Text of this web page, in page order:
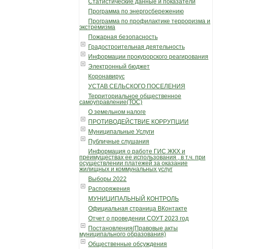
Статистические данные и показатели
Программа по энергосбережению
Программа по профилактике терроризма и
экстремизма
Пожарная безопасность
Градостроительная деятельность
Информации прокурорского реагирования
Электронный бюджет
Коронавирус
УСТАВ СЕЛЬСКОГО ПОСЕЛЕНИЯ
Территориальное общественное
самоуправление(ТОС)
О земельном налоге
ПРОТИВОДЕЙСТВИЕ КОРРУПЦИИ
Муниципальные Услуги
Публичные слушания
Информация о работе ГИС ЖКХ и
преимуществах ее использования , в т.ч. при
осуществлении платежей за оказание
жилищных и коммунальных услуг
Выборы 2022
Распоряжения
МУНИЦИПАЛЬНЫЙ КОНТРОЛЬ
Официальная страница ВКонтакте
Отчет о проведении СОУТ 2023 год
Постановления(Правовые акты
муниципального образования)
Общественные обсуждения